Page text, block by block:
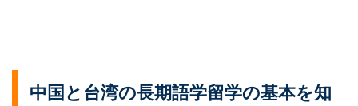
中国と台湾の長期語学留学の基本を知